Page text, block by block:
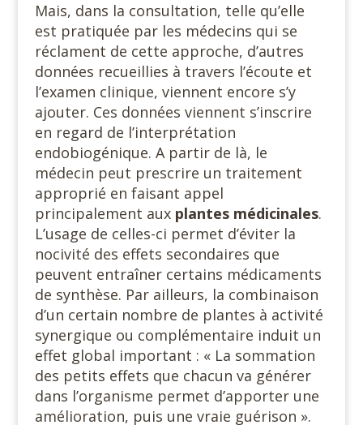
Mais, dans la consultation, telle qu’elle
est pratiquée par les médecins qui se
réclament de cette approche, d’autres
données recueillies à travers l’écoute et
l’examen clinique, viennent encore s’y
ajouter. Ces données viennent s’inscrire
en regard de l’interprétation
endobiogénique. A partir de là, le
médecin peut prescrire un traitement
approprié en faisant appel
principalement aux plantes médicinales.
L’usage de celles-ci permet d’éviter la
nocivité des effets secondaires que
peuvent entraîner certains médicaments
de synthèse. Par ailleurs, la combinaison
d’un certain nombre de plantes à activité
synergique ou complémentaire induit un
effet global important : « La sommation
des petits effets que chacun va générer
dans l’organisme permet d’apporter une
amélioration, puis une vraie guérison ».